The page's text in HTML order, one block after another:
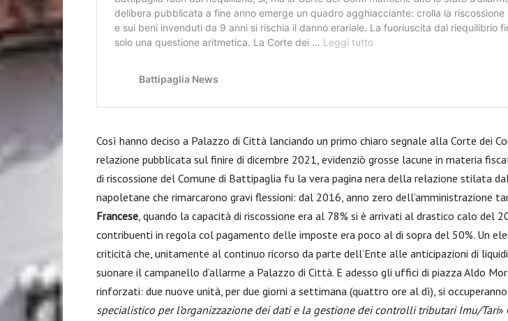
Così hanno deciso a Palazzo di Città lanciando un primo chiaro segnale alla Corte dei
relazione pubblicata sul finire di dicembre 2021, evidenziò grosse lacune in materia
di riscossione del Comune di Battipaglia fu la vera pagina nera della relazione stilata
napoletane che rimarcarono gravi flessioni: dal 2016, anno zero dell’amministrazione
Francese, quando la capacità di riscossione era al 78% si è arrivati al drastico calo del
contribuenti in regola col pagamento delle imposte era poco al di sopra del 50%. Un
criticità che, unitamente al continuo ricorso da parte dell’Ente alle anticipazioni di
suonare il campanello d’allarme a Palazzo di Città. E adesso gli uffici di piazza Aldo
rinforzati: due nuove unità, per due giorni a settimana (quattro ore al dì), si
specialistico per l’organizzazione dei dati e la gestione dei controlli tributari Imu/Tari»